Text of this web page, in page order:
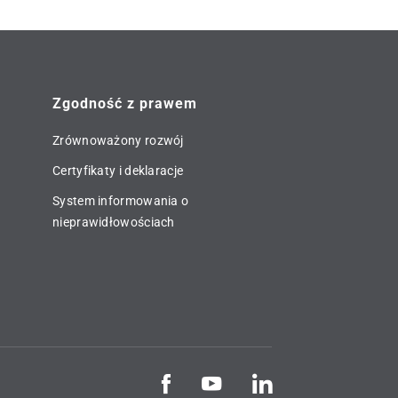
Zgodność z prawem
Zrównoważony rozwój
Certyfikaty i deklaracje
System informowania o
nieprawidłowościach